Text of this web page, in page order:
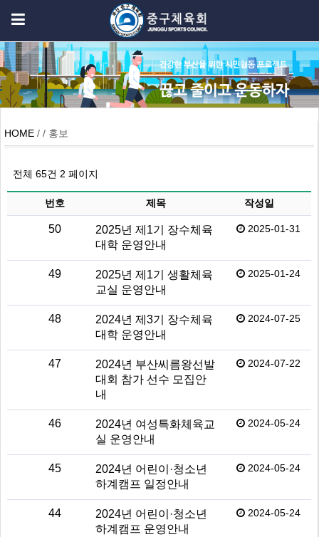
HOME / / 홍보
전체 65건 2 페이지
번호 제목 작성일
50
2025년 제1기 장수체육
대학 운영안내
2025-01-31
49
2025년 제1기 생활체육
교실 운영안내
2025-01-24
48
2024년 제3기 장수체육
대학 운영안내
2024-07-25
47
2024년 부산씨름왕선발
대회 참가 선수 모집안
내
2024-07-22
46
2024년 여성특화체육교
실 운영안내
2024-05-24
45
2024년 어린이·청소년
하계캠프 일정안내
2024-05-24
44
2024년 어린이·청소년
하계캠프 운영안내
2024-05-24